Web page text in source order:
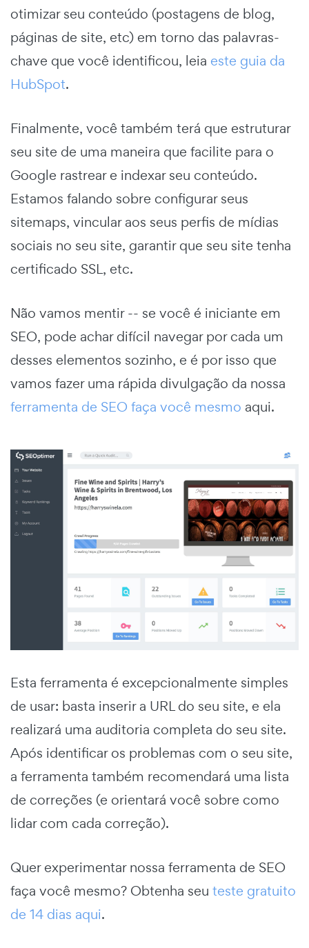
otimizar seu conteúdo (postagens de blog,
páginas de site, etc) em torno das palavras-
chave que você identificou, leia este guia da
HubSpot.
Finalmente, você também terá que estruturar
seu site de uma maneira que facilite para o
Google rastrear e indexar seu conteúdo.
Estamos falando sobre configurar seus
sitemaps, vincular aos seus perfis de mídias
sociais no seu site, garantir que seu site tenha
certificado SSL, etc.
Não vamos mentir -- se você é iniciante em
SEO, pode achar difícil navegar por cada um
desses elementos sozinho, e é por isso que
vamos fazer uma rápida divulgação da nossa
ferramenta de SEO faça você mesmo aqui.
Esta ferramenta é excepcionalmente simples
de usar: basta inserir a URL do seu site, e ela
realizará uma auditoria completa do seu site.
Após identificar os problemas com o seu site,
a ferramenta também recomendará uma lista
de correções (e orientará você sobre como
lidar com cada correção).
Quer experimentar nossa ferramenta de SEO
faça você mesmo? Obtenha seu teste gratuito
de 14 dias aqui.